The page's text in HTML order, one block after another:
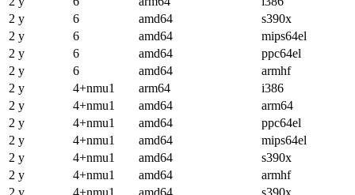
2 y
6 amd64
s390x
2 y
6 amd64
mips64el
2 y
6 amd64
ppc64el
2 y
6 amd64
armhf
2 y
4+nmu1 arm64
i386
2 y
4+nmu1 amd64
arm64
2 y
4+nmu1 amd64
ppc64el
2 y
4+nmu1 amd64
mips64el
2 y
4+nmu1 amd64
s390x
2 y
4+nmu1 amd64
armhf